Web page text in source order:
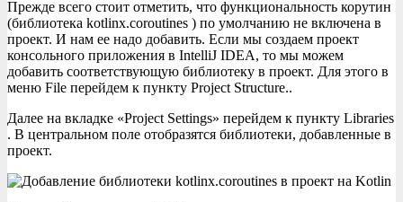
Прежде всего стоит отметить, что функциональность корутин
(библиотека kotlinx.coroutines ) по умолчанию не включена в
проект. И нам ее надо добавить. Если мы создаем проект
консольного приложения в IntelliJ IDEA, то мы можем
добавить соответствующую библиотеку в проект. Для этого в
меню File перейдем к пункту Project Structure..
Далее на вкладке «Project Settings» перейдем к пункту Libraries
. В центральном поле отобразятся библиотеки, добавленные в
проект.